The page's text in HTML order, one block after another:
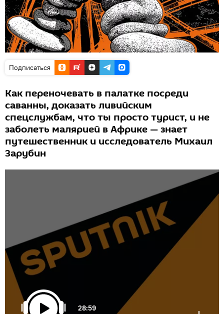
Подписаться
Как переночевать в палатке посреди
саванны, доказать ливийским
спецслужбам, что ты просто турист, и не
заболеть малярией в Африке — знает
путешественник и исследователь Михаил
Зарубин
28:59